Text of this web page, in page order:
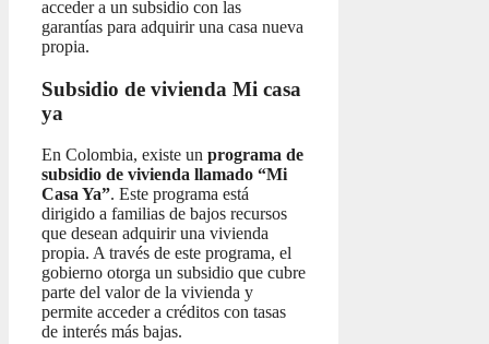
acceder a un subsidio con las
garantías para adquirir una casa nueva
propia.
Subsidio de vivienda Mi casa
ya
En Colombia, existe un programa de
subsidio de vivienda llamado “Mi
Casa Ya”. Este programa está
dirigido a familias de bajos recursos
que desean adquirir una vivienda
propia. A través de este programa, el
gobierno otorga un subsidio que cubre
parte del valor de la vivienda y
permite acceder a créditos con tasas
de interés más bajas.